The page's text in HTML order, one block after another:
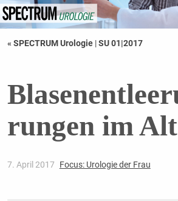
« SPECTRUM Urologie |SU 01|2017
rungen im
7. April 2017 Focus: Urologie der Frau